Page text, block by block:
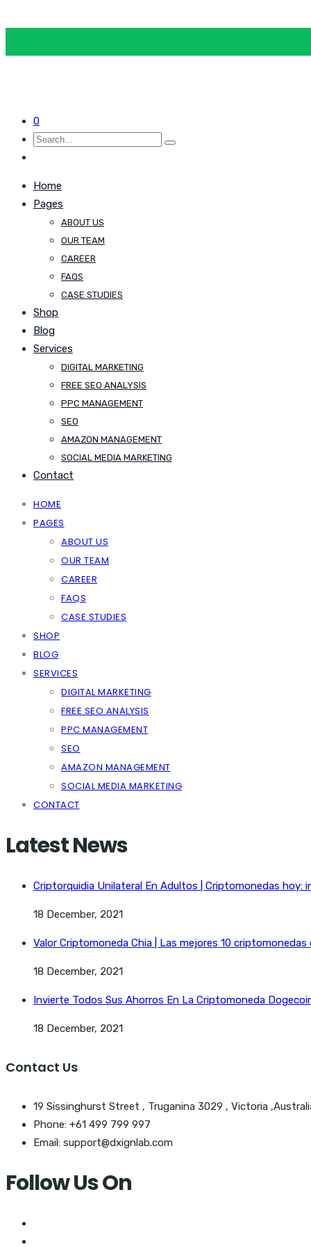
0
Home
Pages
ABOUT US
OUR TEAM
CAREER
FAQS
CASE STUDIES
Shop
Blog
Services
DIGITAL MARKETING
FREE SEO ANALYSIS
PPC MANAGEMENT
SEO
AMAZON MANAGEMENT
SOCIAL MEDIA MARKETING
Contact
HOME
PAGES
ABOUT US
OUR TEAM
CAREER
FAQS
CASE STUDIES
SHOP
BLOG
SERVICES
DIGITAL MARKETING
FREE SEO ANALYSIS
PPC MANAGEMENT
SEO
AMAZON MANAGEMENT
SOCIAL MEDIA MARKETING
CONTACT
Latest News
Criptorquidia Unilateral En Adultos | Criptomonedas
18 December, 2021
Valor Criptomoneda Chia | Las mejores 10
18 December, 2021
Invierte Todos Sus Ahorros En La Criptomoneda
18 December, 2021
Contact Us
19 Sissinghurst Street , Truganina 3029 , Victoria
Phone: +61 499 799 997
Email: support@dxignlab.com
Follow Us On